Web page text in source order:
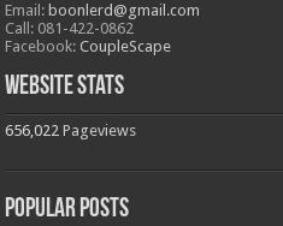
Email: boonlerd@gmail.com
Call: 081-422-0862
Facebook:CoupleScape
Website Stats
656,022 Pageviews
Popular Posts